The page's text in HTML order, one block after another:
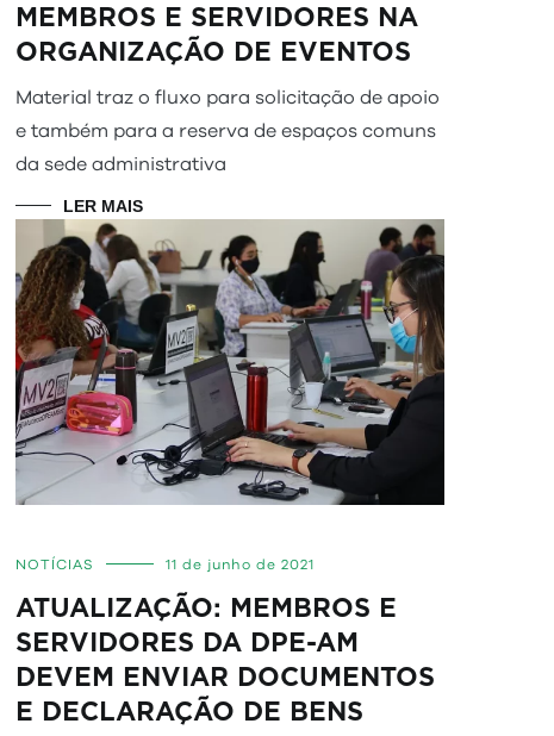
MEMBROS E SERVIDORES NA
ORGANIZAÇÃO DE EVENTOS
Material traz o fluxo para solicitação de apoio
e também para a reserva de espaços comuns
da sede administrativa
LER MAIS
NOTÍCIAS 11 de junho de 2021
ATUALIZAÇÃO: MEMBROS E
SERVIDORES DA DPE-AM
DEVEM ENVIAR DOCUMENTOS
E DECLARAÇÃO DE BENS